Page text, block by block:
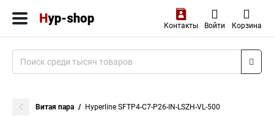
Контакты Войти Корзина
Витая пара Hyperline SFTP4-C7-P26-IN-LSZH-VL-500